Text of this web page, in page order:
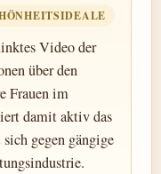
Video der
über den
Frauen im
damit aktiv das
gegen gängige